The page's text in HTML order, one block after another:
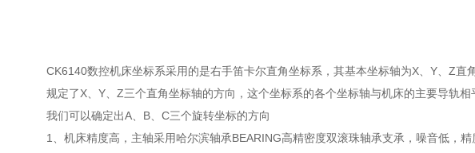
CK6140数控机床坐标系采用的是右手笛卡尔直角坐标系，其基本坐标轴为X、Y、Z直
规定了X、Y、Z三个直角坐标轴的方向，这个坐标系的各个坐标轴与机床的主要导轨相
我们可以确定出A、B、C三个旋转坐标的方向
1、机床精度高，主轴采用哈尔滨轴承BEARING高精密度双滚珠轴承支承，噪音低，精